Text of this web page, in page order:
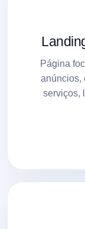
Página
anúncios,
serviços,